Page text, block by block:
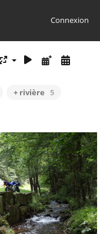
Connexion
+ rivière 5